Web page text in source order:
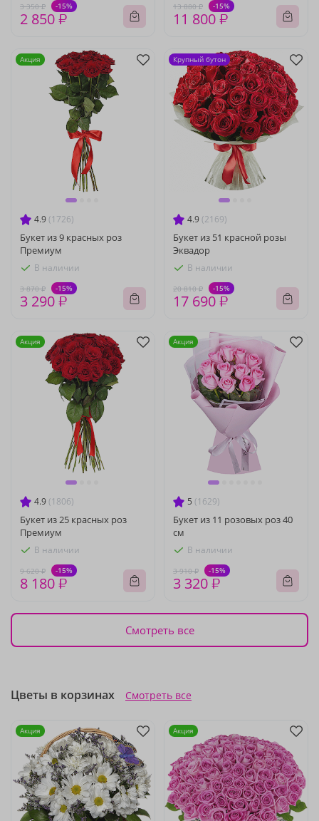
3 350 ₽ -15%
2 850 ₽
13 880 ₽ -15%
11 800 ₽
4.9 (1726)
Букет из 9 красных роз
Премиум
В наличии
3 870 ₽ -15%
3 290 ₽
Акция
4.9 (2169)
Букет из 51 красной розы
Эквадор
В наличии
20 810 ₽ -15%
17 690 ₽
Крупный бутон
4.9 (1806)
Букет из 25 красных роз
Премиум
В наличии
9 620 ₽ -15%
8 180 ₽
Акция
5 (1629)
Букет из 11 розовых роз 40
см
В наличии
3 910 ₽ -15%
3 320 ₽
Акция
Смотреть все
Цветы в корзинах Смотреть все
Акция Акция